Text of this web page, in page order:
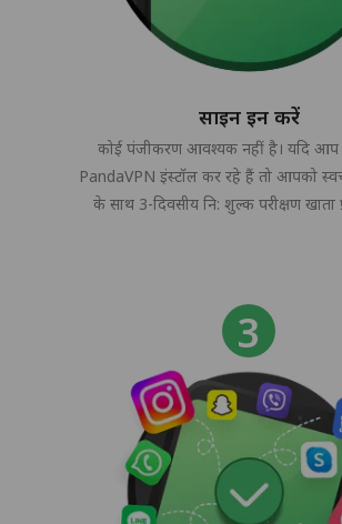
साइन इन करें
कोई पंजीकरण आवश्यक नहीं है। यदि आप
PandaVPN इंस्टॉल कर रहे हैं तो आपको
के साथ 3-दिवसीय नि: शुल्क परीक्षण खाता